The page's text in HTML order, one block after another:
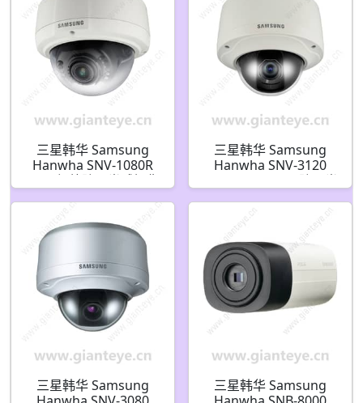
三星韩华 Samsung
Hanwha SNV-1080R
VGA 红外防暴半球摄像
三星韩华 Samsung
Hanwha SNV-3120
H.264 WDR 12x 防暴半
三星韩华 Samsung
三星韩华 Samsung